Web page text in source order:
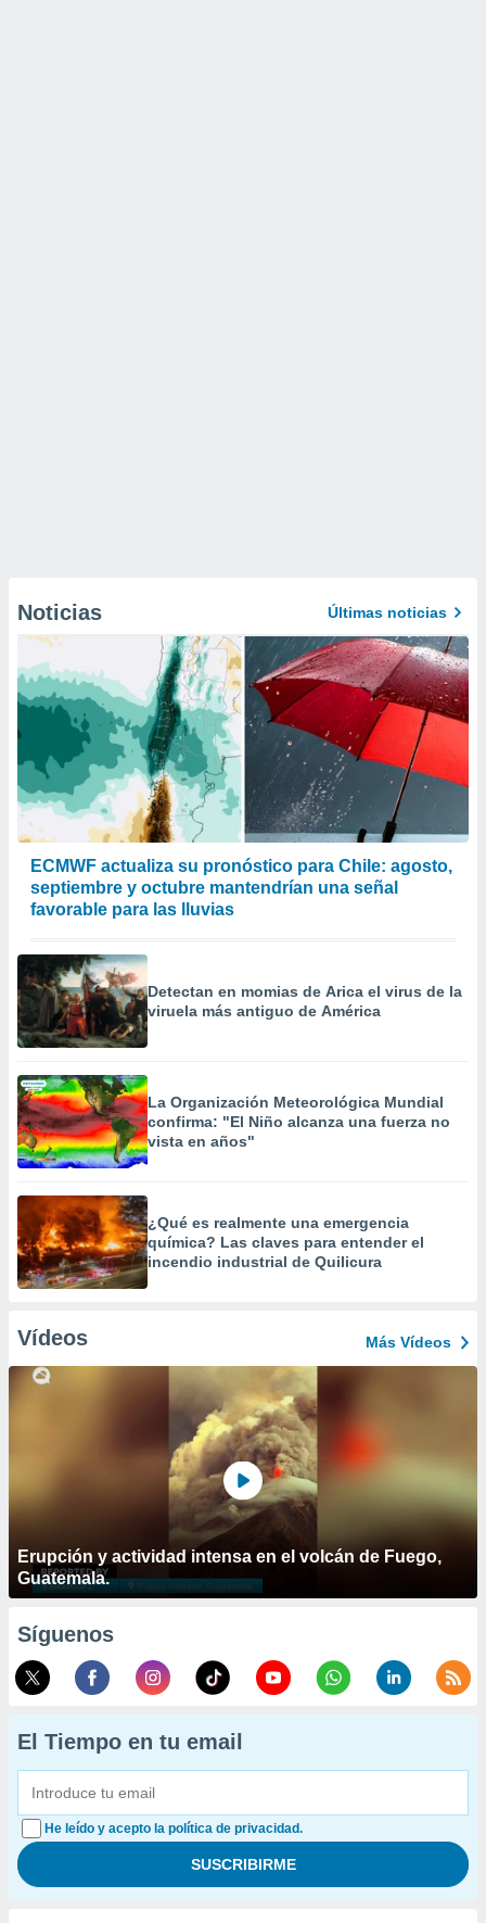
Noticias Últimas noticias
ECMWF actualiza su pronóstico para Chile: agosto,
septiembre y octubre mantendrían una señal
favorable para las lluvias
Detectan en momias de Arica el virus de la
viruela más antiguo de América
La Organización Meteorológica Mundial
confirma: "El Niño alcanza una fuerza no
vista en años"
¿Qué es realmente una emergencia
química? Las claves para entender el
incendio industrial de Quilicura
Vídeos Más Vídeos
Erupción y actividad intensa en el volcán de Fuego,
Guatemala.
Síguenos
El Tiempo en tu email
He leído y acepto la política de privacidad.